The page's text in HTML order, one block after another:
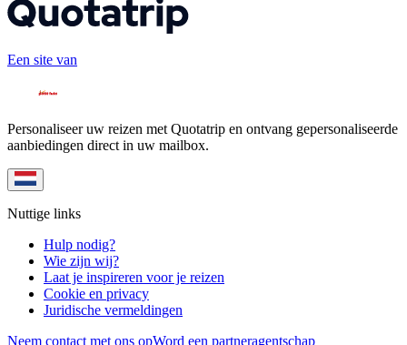
Een site van
Personaliseer uw reizen met Quotatrip en ontvang gepersonaliseerde
aanbiedingen direct in uw mailbox.
Nuttige links
Hulp nodig?
Wie zijn wij?
Laat je inspireren voor je reizen
Cookie en privacy
Juridische vermeldingen
Neem contact met ons opWord een partneragentschap